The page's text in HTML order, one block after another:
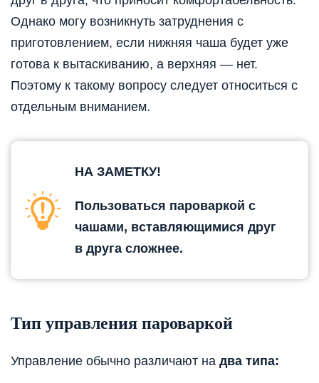
Однако могу возникнуть затруднения с
приготовлением, если нижняя чаша будет уже
готова к вытаскиванию, а верхняя — нет.
Поэтому к такому вопросу следует относиться с
отдельным вниманием.
НА ЗАМЕТКУ!
Пользоваться пароваркой с
чашами, вставляющимися друг
в друга сложнее.
Тип управления пароваркой
Управление обычно различают на два типа: